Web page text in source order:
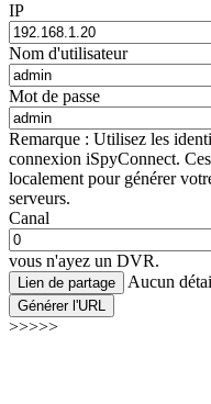
IP
Nom d'utilisateur
Mot de passe
Remarque : Utilisez les
connexion iSpyConnect.
localement pour générer
serveurs.
Canal
vous n'ayez un DVR.
Lien de partage Aucun
Générer l'URL
>>>>>